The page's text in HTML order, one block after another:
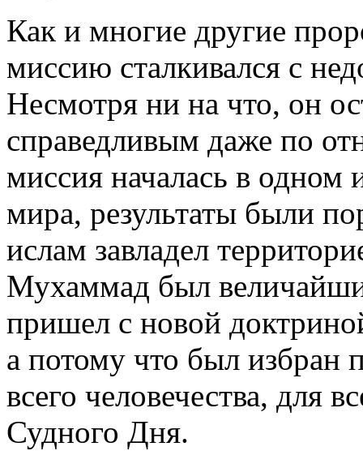
Как и многие другие
миссию сталкивался с
Несмотря ни на что, он
справедливым даже по
миссия началась в одном
мира, результаты были
ислам завладел
Мухаммад был
пришел с новой
а потому что был избран
всего человечества, для
Судного Дня.